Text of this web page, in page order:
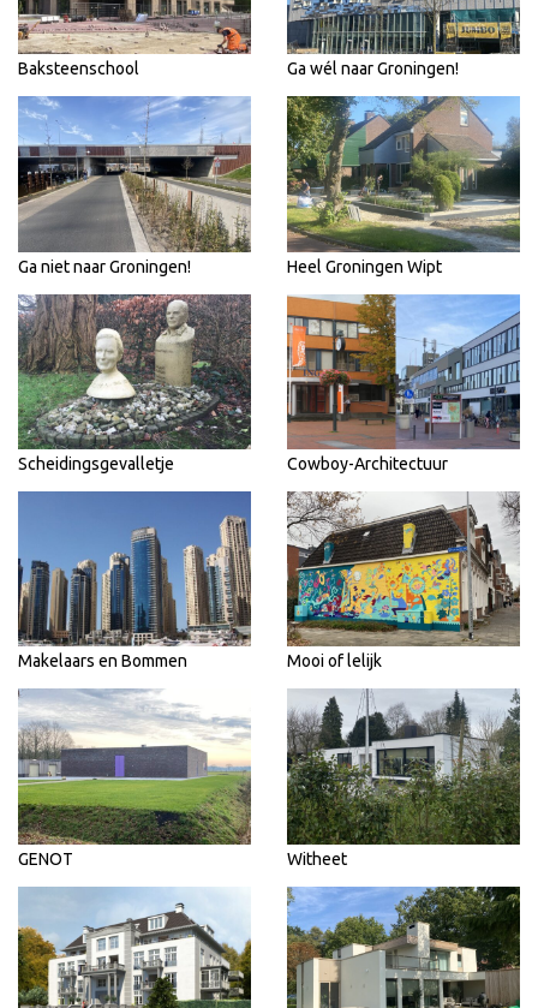
Baksteenschool Ga wél naar Groningen!
Ga niet naar Groningen! Heel Groningen Wipt
Scheidingsgevalletje Cowboy-Architectuur
Makelaars en Bommen Mooi of lelijk
GENOT Witheet